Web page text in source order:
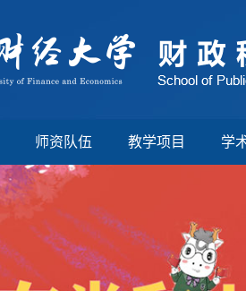
师资队伍 教学项目 学